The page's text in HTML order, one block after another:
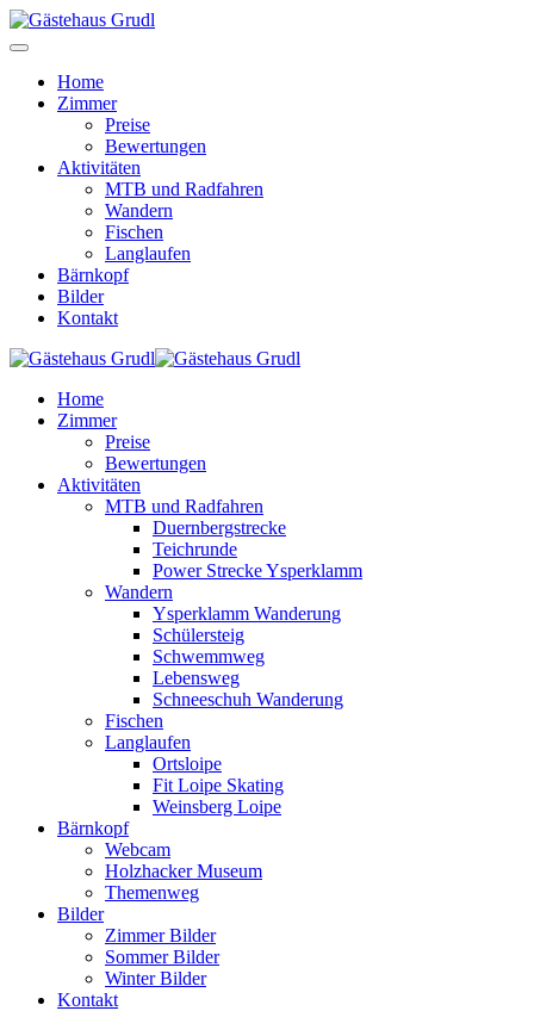
Home
Zimmer
Preise
Bewertungen
Aktivitäten
MTB und Radfahren
Wandern
Fischen
Langlaufen
Bärnkopf
Bilder
Kontakt
Home
Zimmer
Preise
Bewertungen
Aktivitäten
MTB und Radfahren
Duernbergstrecke
Teichrunde
Power Strecke Ysperklamm
Wandern
Ysperklamm Wanderung
Schülersteig
Schwemmweg
Lebensweg
Schneeschuh Wanderung
Fischen
Langlaufen
Ortsloipe
Fit Loipe Skating
Weinsberg Loipe
Bärnkopf
Webcam
Holzhacker Museum
Themenweg
Bilder
Zimmer Bilder
Sommer Bilder
Winter Bilder
Kontakt